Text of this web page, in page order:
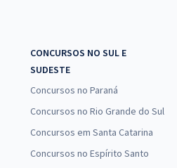
CONCURSOS NO SUL E
SUDESTE
Concursos no Paraná
Concursos no Rio Grande do Sul
Concursos em Santa Catarina
Concursos no Espírito Santo